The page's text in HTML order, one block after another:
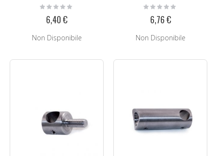
Rating:
0%
6,40 €
Non Disponibile
Rating:
0%
6,76 €
Non Disponibile